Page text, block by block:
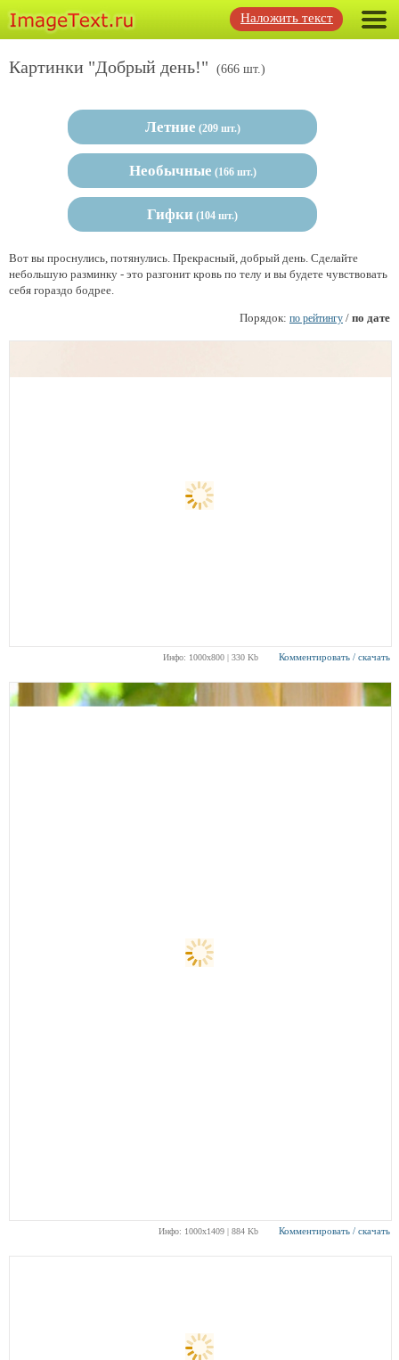
Наложить текст
Картинки "Добрый день!" (666 шт.)
Летние (209 шт.)
Необычные (166 шт.)
Гифки (104 шт.)
Вот вы проснулись, потянулись. Прекрасный, добрый день. Сделайте
небольшую разминку - это разгонит кровь по телу и вы будете чувствовать
себя гораздо бодрее.
Порядок: по рейтингу / по дате
Инфо: 1000х800 | 330 Kb Комментировать / скачать
Инфо: 1000х1409 | 884 Kb Комментировать / скачать